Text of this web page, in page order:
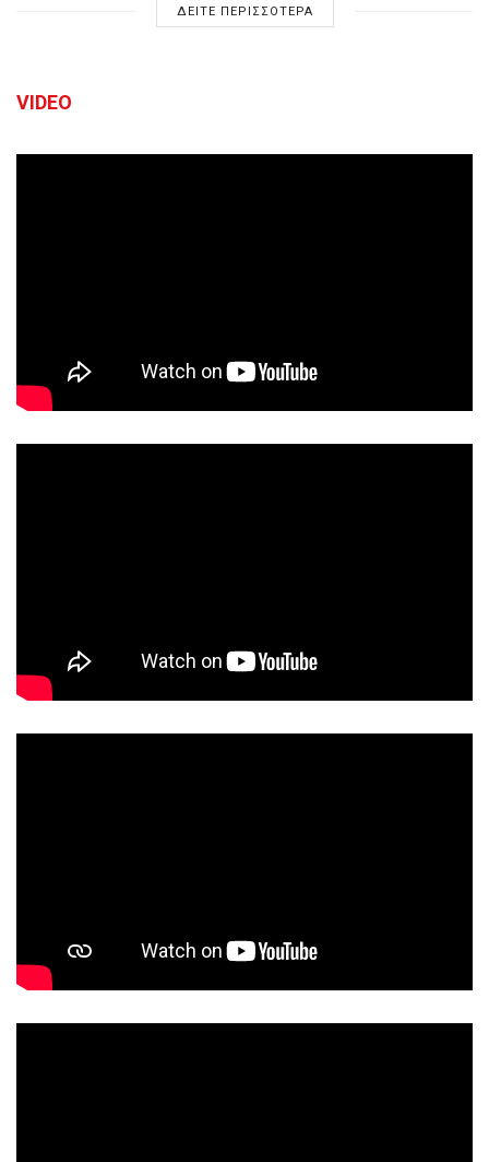
ΔΕΙΤΕ ΠΕΡΙΣΣΟΤΕΡΑ
VIDEO